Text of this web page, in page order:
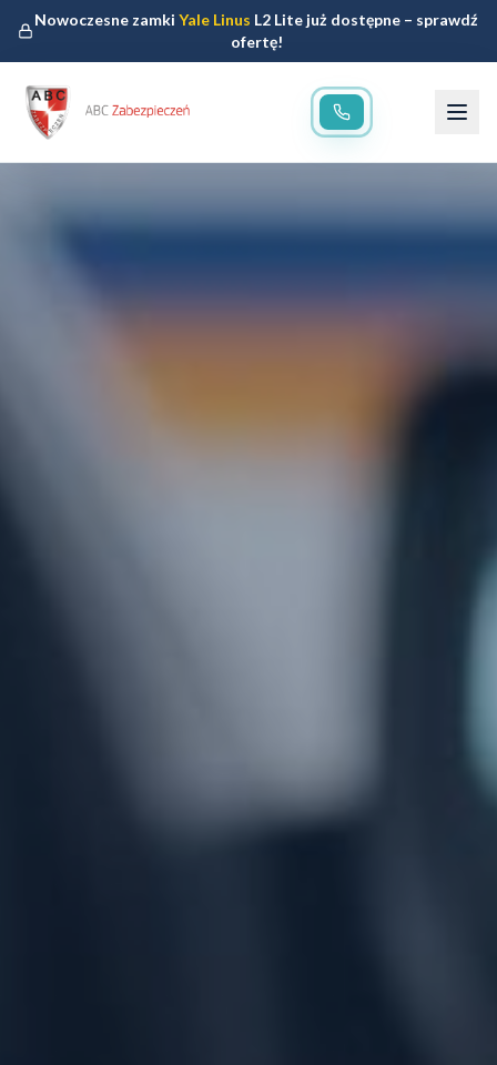
Nowoczesne zamkiYale Linus L2 Lite już dostępne – sprawdź
ofertę!